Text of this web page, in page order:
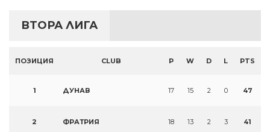
ВТОРА ЛИГА
ПОЗИЦИЯ CLUB P W D L PTS
1 ДУНАВ 17 15 2 0 47
2 ФРАТРИЯ 18 13 2 3 41